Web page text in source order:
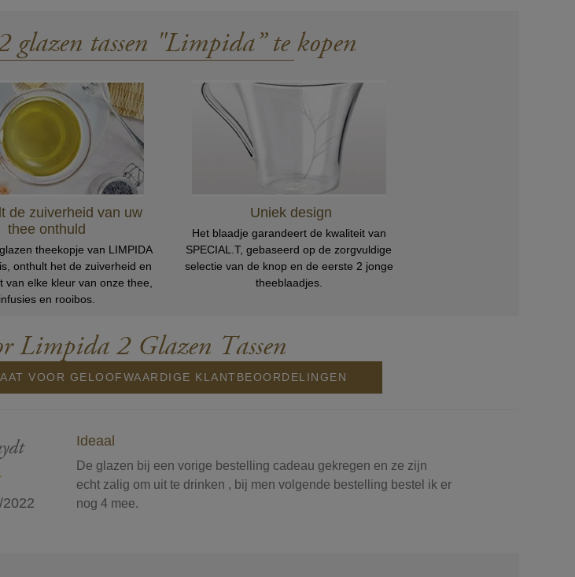
glazen tassen "Limpida” te kopen
de zuiverheid van uw
thee onthuld
theekopje van LIMPIDA
onthult het de zuiverheid en
van elke kleur van onze thee,
infusies en rooibos.
Uniek design
Het blaadje garandeert de kwaliteit van
SPECIAL.T, gebaseerd op de zorgvuldige
selectie van de knop en de eerste 2 jonge
theeblaadjes.
Limpida 2 Glazen Tassen
VOOR GELOOFWAARDIGE KLANTBEOORDELINGEN
Ideaal
De glazen bij een vorige bestelling cadeau gekregen en ze zijn
echt zalig om uit te drinken , bij men volgende bestelling bestel ik er
nog 4 mee.